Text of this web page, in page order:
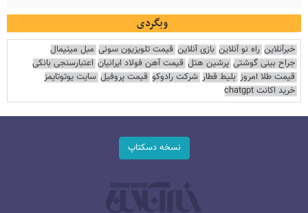
وبگردی
خبرآنلاین راه نو آنلاین بازی آنلاین قیمت تلویزیون سونی مبل مینیمال
جراح بینی گوشتی پرشین هتل قیمت آهن فولاد ایرانیان اعتبارسنجی بانکی
قیمت طلا امروز بلیط قطار شرکت رادوکو قیمت پروفیل سایت یوتوتایمز
خرید اکانت chatgpt
نسخه دسکتاپ